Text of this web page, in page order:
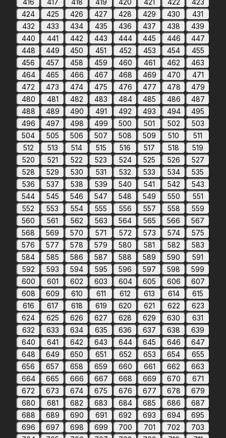
416 417 418 419 420 421 422
423
424
425 426 427 428 429 430
431
432
433 434 435 436 437 438
439
440
441 442 443 444 445 446
447
448
449 450 451 452 453 454
455
456
457 458 459 460 461 462
463
464
465 466 467 468 469 470
471
472
473 474 475 476 477 478
479
480
481 482 483 484 485 486
487
488
489 490 491 492 493 494
495
496
497 498 499 500 501 502
503
504
505 506 507 508 509 510
511
512
513 514 515 516 517 518
519
520
521 522 523 524 525 526
527
528
529 530 531 532 533 534
535
536
537 538 539 540 541 542
543
544
545 546 547 548 549 550
551
552
553 554 555 556 557 558
559
560
561 562 563 564 565 566
567
568
569 570 571 572 573 574
575
576
577 578 579 580 581 582
583
584
585 586 587 588 589 590
591
592
593 594 595 596 597 598
599
600
601 602 603 604 605 606
607
608
609 610 611 612 613 614
615
616
617 618 619 620 621 622
623
624
625 626 627 628 629 630
631
632
633 634 635 636 637 638
639
640
641 642 643 644 645 646
647
648
649 650 651 652 653 654
655
656
657 658 659 660 661 662
663
664
665 666 667 668 669 670
671
672
673 674 675 676 677 678
679
680
681 682 683 684 685 686
687
688
689 690 691 692 693 694
695
696
697 698 699 700 701 702
703